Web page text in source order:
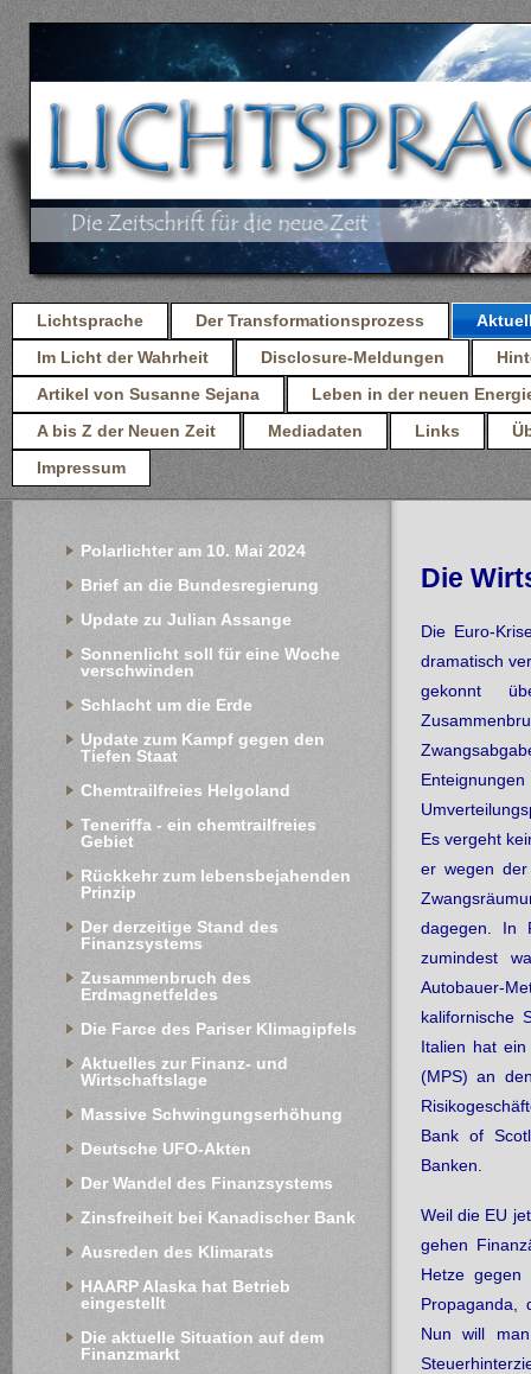
Lichtsprache Der Transformationsprozess
Im Licht der Wahrheit
Disclosure-Meldungen
Artikel von Susanne Sejana
Leben in der neuen
A bis Z der Neuen Zeit
Mediadaten Links
Impressum
Die
Die Euro-
dramatisch
gekonnt
Es vergeht
er wegen der
dagegen. In
zumindest
Autobauer-
kalifornische
Italien hat
(MPS) an
Bank of
Banken.
Weil die EU
gehen
Hetze
Propaganda,
Nun will
Polarlichter am 10. Mai 2024
Brief an die Bundesregierung
Update zu Julian Assange
Sonnenlicht soll für eine Woche
verschwinden
Schlacht um die Erde
Update zum Kampf gegen den
Tiefen Staat
Chemtrailfreies Helgoland
Teneriffa - ein chemtrailfreies
Gebiet
Rückkehr zum lebensbejahenden
Prinzip
Der derzeitige Stand des
Finanzsystems
Zusammenbruch des
Erdmagnetfeldes
Die Farce des Pariser Klimagipfels
Aktuelles zur Finanz- und
Wirtschaftslage
Massive Schwingungserhöhung
Deutsche UFO-Akten
Der Wandel des Finanzsystems
Zinsfreiheit bei Kanadischer Bank
Ausreden des Klimarats
HAARP Alaska hat Betrieb
eingestellt
Die aktuelle Situation auf dem
Finanzmarkt